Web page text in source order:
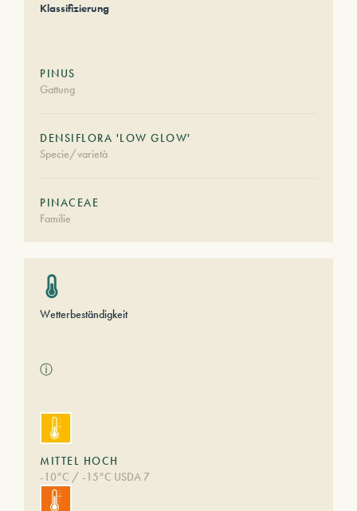
Klassifizierung
PINUS
Gattung
DENSIFLORA 'LOW GLOW'
Specie/varietà
PINACEAE
Familie
Wetterbeständigkeit
ⓘ
MITTEL HOCH
-10°C / -15°C USDA 7